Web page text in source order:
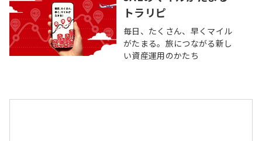
トラリピ
毎日、たくさん、早くマイル
がたまる。旅につながる新し
い資産運用のかたち